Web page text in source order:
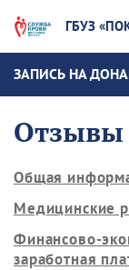
ГБУЗ
ЗАПИСЬ НА
Отзывы
Общая
Медицинские
Финансово-
заработная